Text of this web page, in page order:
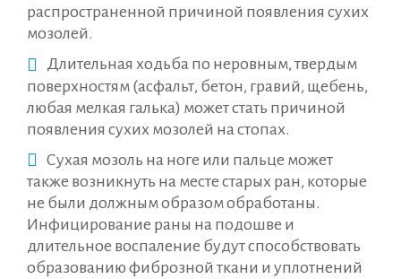
распространенной причиной появления сухих
мозолей.
Длительная ходьба по неровным, твердым
поверхностям (асфальт, бетон, гравий, щебень,
любая мелкая галька) может стать причиной
появления сухих мозолей на стопах.
Сухая мозоль на ноге или пальце может
также возникнуть на месте старых ран, которые
не были должным образом обработаны.
Инфицирование раны на подошве и
длительное воспаление будут способствовать
образованию фиброзной ткани и уплотнений